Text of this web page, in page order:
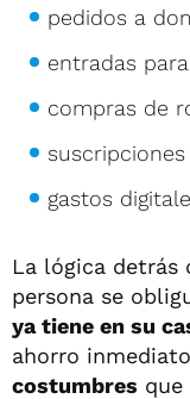
pedidos a
entradas
compras de
gastos
La lógica detrás
persona se
ya tiene en su
ahorro
costumbres que